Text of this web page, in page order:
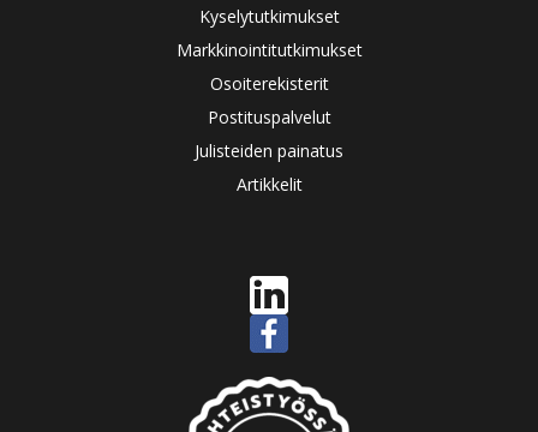
Kyselytutkimukset
Markkinointitutkimukset
Osoiterekisterit
Postituspalvelut
Julisteiden painatus
Artikkelit